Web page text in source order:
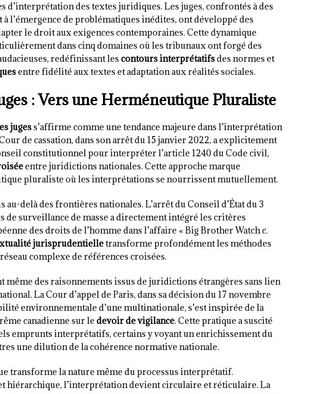
d’interprétation des textes juridiques. Les juges, confrontés à des
l’émergence de problématiques inédites, ont développé des
le droit aux exigences contemporaines. Cette dynamique
dans cinq domaines où les tribunaux ont forgé des
redéfinissant les contours interprétatifsdes normes et
entre fidélité aux textes et adaptation aux réalités sociales.
: Vers une Herméneutique Pluraliste
jugess’affirme comme une tendance majeure dans l’interprétation
de cassation, dans son arrêt du 15 janvier 2022, a explicitement
constitutionnel pour interpréter l’article 1240 du Code civil,
entre juridictions nationales. Cette approche marque
pluraliste où les interprétations se nourrissent mutuellement.
au-delà des frontières nationales. L’arrêt du Conseil d’État du 3
de surveillance de masse a directement intégré les critères
des droits de l’homme dans l’affaire « Big Brother Watch c.
jurisprudentielletransforme profondément les méthodes
complexe de références croisées.
même des raisonnements issus de juridictions étrangères sans lien
La Cour d’appel de Paris, dans sa décision du 17 novembre
environnementale d’une multinationale, s’est inspirée de la
canadienne sur le devoir de vigilance. Cette pratique a suscité
emprunts interprétatifs, certains y voyant un enrichissement du
une dilution de la cohérence normative nationale.
transforme la nature même du processus interprétatif.
hiérarchique, l’interprétation devient circulaire et réticulaire. La